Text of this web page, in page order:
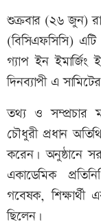
শুক্রবার (২৬ জুন)
(বিসিএফসিসি)
গ্যাপ ইন ইমার্জিং
দিনব্যাপী এ
তথ্য ও সম্প্রচার
চৌধুরী প্রধান
করেন। অনুষ্ঠানে
একাডেমিক
গবেষক, শিক্ষার্থী
ছিলেন।